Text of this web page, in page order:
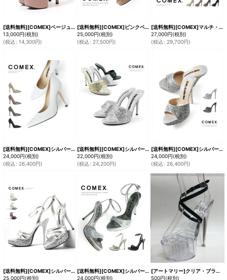
[送料無料][COMEX]ベージュ・ブラック・17cmヒール・軽量・2025新作・ハイヒール・厚底・ピンヒール・ストラップ・エナメル・サンダル [大きいサイズあり]
13,000円(税別)
(税込 : 14,300円)
[送料無料][COMEX]ピンクベージュ・ブラック・ブラックエナメル・ヒール14cm・オープントゥ・ハイヒール・バックベルト・厚底・サンダル・プラットフォーム・パンプス[大きいサイズあり]
25,000円(税別)
(税込 : 27,500円)
[送料無料][COMEX]マルチ・ブラック・ブラック×シルバー・ラメ・オープントゥ・13cmヒール・ハイヒール・グリッター・パンプス[大きいサイズあり]
27,000円(税別)
(税込 : 29,700円)
[送料無料][COMEX]シルバー・ブラック・ハイヒール・ポインテッドトゥ・ピンヒール・ヒール10cm・ラメ・パンプス[大きいサイズあり]
24,000円(税別)
(税込 : 26,400円)
[送料無料][COMEX]シルバー・ブラック・ハイヒール・11cm・グリッターラメ・ミュール・サンダル[大きいサイズあり]
22,000円(税別)
(税込 : 24,200円)
[送料無料][COMEX]シルバー・ブラック・ハイヒール・グリッターラメ・ミュール・サンダル[大きいサイズあり]
24,000円(税別)
(税込 : 26,400円)
[送料無料][COMEX]シルバー・ゴールド・ブラック・ハイヒール・ピンヒール・ラメ・ヒール13cm・アンクルストラップ・厚底・サンダル[大きいサイズあり]
25,000円(税別)
[送料無料][COMEX]シルバー・ゴールド・ブラック・ピンヒール・アンクルストラップ・12cm・ハイヒール・ラメ・サンダル[大きいサイズあり]
24,000円(税別)
[アートマリー]クリア・ブラック・シューズ・ストラップ[即日発送]
500円(税別)